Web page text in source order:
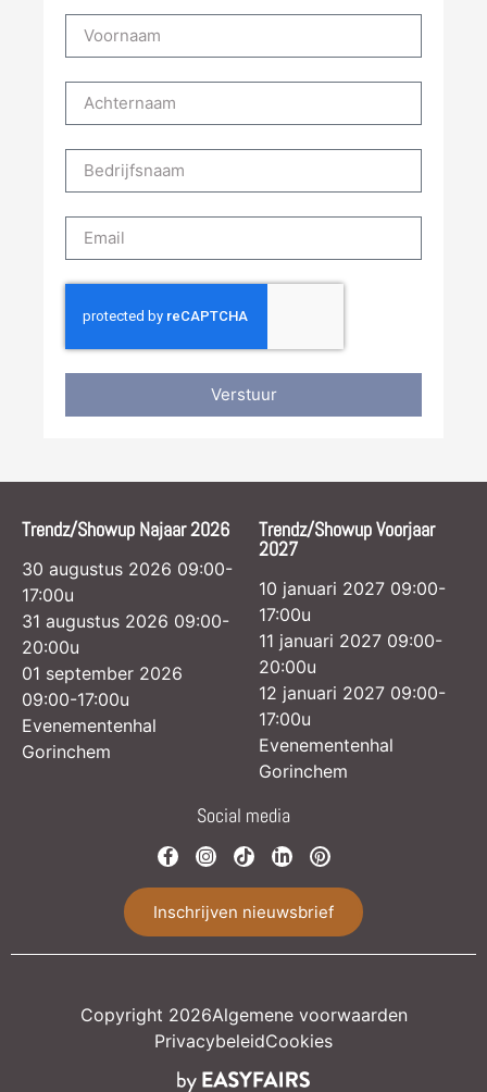
Verstuur
Trendz/Showup Najaar 2026
30 augustus 2026 09:00-
17:00u
31 augustus 2026 09:00-
20:00u
01 september 2026
09:00-17:00u
Evenementenhal
Gorinchem
Trendz/Showup Voorjaar
2027
10 januari 2027 09:00-
17:00u
11 januari 2027 09:00-
20:00u
12 januari 2027 09:00-
17:00u
Evenementenhal
Gorinchem
Social media
Inschrijven nieuwsbrief
Copyright 2026Algemene voorwaarden
PrivacybeleidCookies